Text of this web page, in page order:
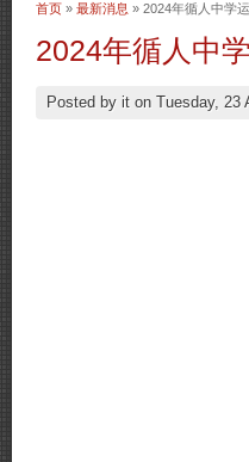
当前位置
首页 » 最新消息 » 2024年循人中学
2024年循人中
Posted by it on Tuesday, 23